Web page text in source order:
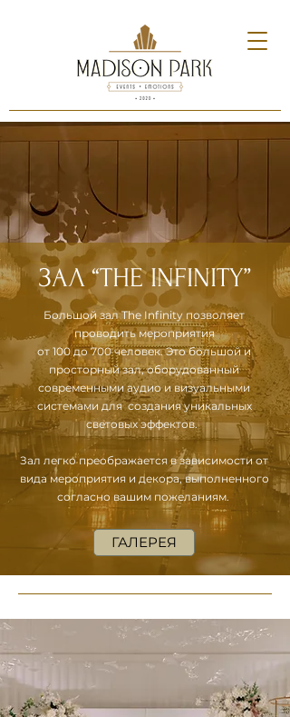
ЗАЛ “THE INFINITY”
Большой зал The Infinity позволяет
проводить мероприятия
от 100 до 700 человек. Это большой и
просторный зал, оборудованный
современными аудио и визуальными
системами для создания уникальных
световых эффектов.
Зал легко преображается в зависимости от
вида мероприятия и декора, выполненного
согласно вашим пожеланиям.
ГАЛЕРЕЯ